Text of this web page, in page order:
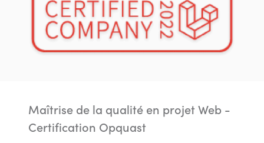
Maîtrise de la qualité en projet Web -
Certification Opquast